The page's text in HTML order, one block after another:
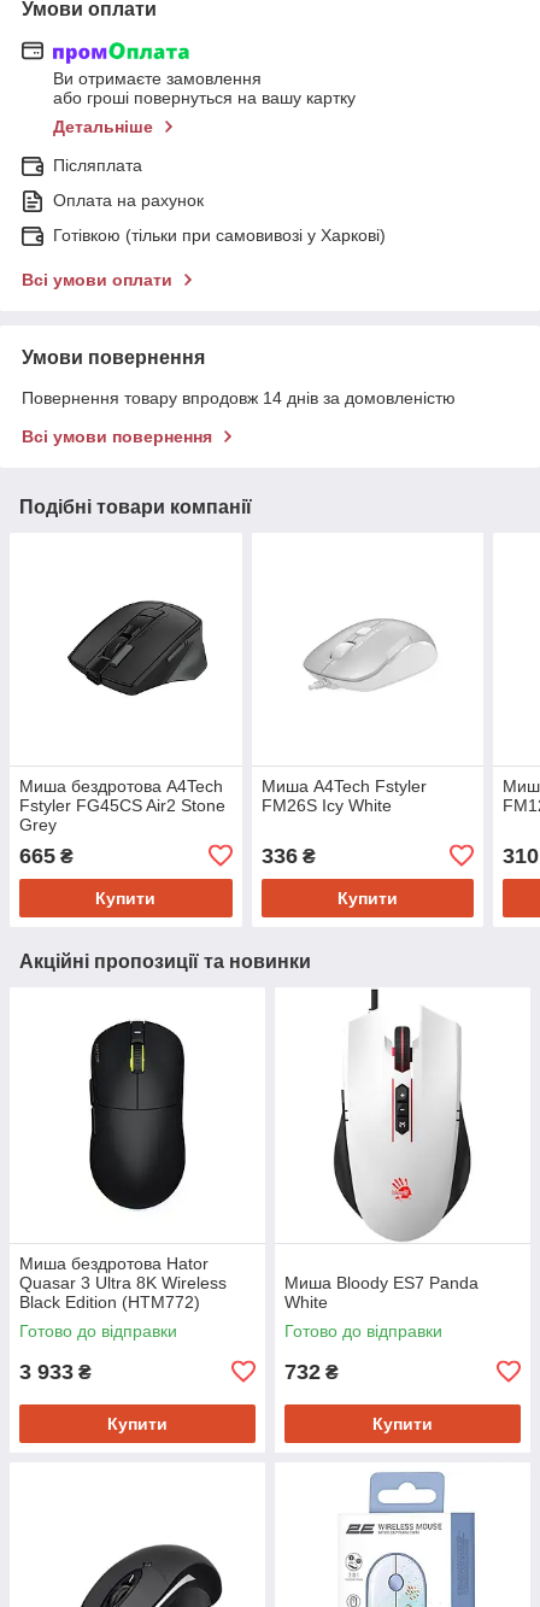
Умови оплати
Ви отримаєте замовлення
або гроші повернуться на вашу картку
Детальніше
Післяплата
Оплата на рахунок
Готівкою (тільки при самовивозі у Харкові)
Всі умови оплати
Умови повернення
Повернення товару впродовж 14 днів за домовленістю
Всі умови повернення
Подібні товари компанії
Миша бездротова A4Tech
Fstyler FG45CS Air2 Stone
Grey
665 ₴
Купити
Миша A4Tech Fstyler
FM26S Icy White
336₴
Купити
310
Акційні пропозиції та новинки
Миша бездротова Hator
Quasar 3 Ultra 8K Wireless
Black Edition (HTM772)
Готово до відправки
3 933 ₴
Купити
Миша Bloody ES7 Panda
White
Готово до відправки
732 ₴
Купити